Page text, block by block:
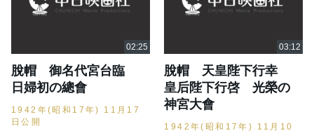
脫帽 御名代宮台臨
日婦初の總會
1942年(昭和17年) 11月17
日公開
脫帽 天皇陛下行幸
皇后陛下行啓 光榮の
神宮大會
1942年(昭和17年) 11月10